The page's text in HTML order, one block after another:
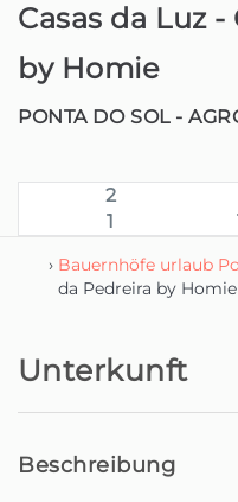
Casas da Luz
by Homie
PONTA DO SOL -
2
1
› Bauernhöfe urlaub
da Pedreira by Homie
Unterkunft
Beschreibung